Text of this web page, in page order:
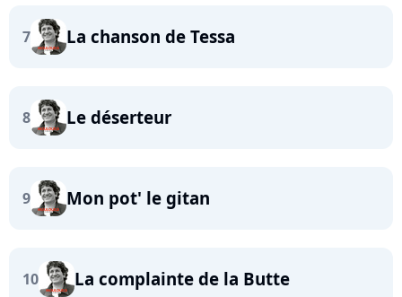
7 La chanson de Tessa
8 Le déserteur
9 Mon pot' le gitan
10 La complainte de la Butte